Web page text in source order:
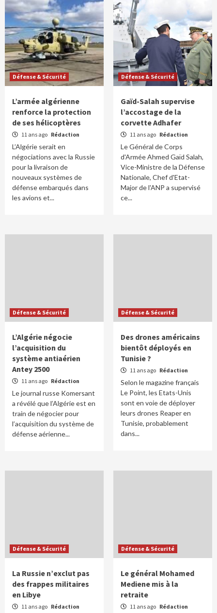
Défense & Sécurité
L’armée algérienne
renforce la protection
de ses hélicoptères
11 ans ago Rédaction
L’Algérie serait en
négociations avec la Russie
pour la livraison de
nouveaux systèmes de
défense embarqués dans
les avions et...
Défense & Sécurité
Gaïd-Salah supervise
l’accostage de la
corvette Adhafer
11 ans ago Rédaction
Le Général de Corps
d'Armée Ahmed Gaïd Salah,
Vice-Ministre de la Défense
Nationale, Chef d'Etat-
Major de l'ANP a supervisé
ce...
Défense & Sécurité
L’Algérie négocie
l’acquisition du
système antiaérien
Antey 2500
11 ans ago Rédaction
Le journal russe Komersant
a révélé que l’Algérie est en
train de négocier pour
l’acquisition du système de
défense aérienne...
Défense & Sécurité
Des drones américains
bientôt déployés en
Tunisie ?
11 ans ago Rédaction
Selon le magazine français
Le Point, les Etats-Unis
sont en voie de déployer
leurs drones Reaper en
Tunisie, probablement
dans...
Défense & Sécurité
La Russie n’exclut pas
des frappes militaires
en Libye
11 ans ago Rédaction
Défense & Sécurité
Le général Mohamed
Mediene mis à la
retraite
11 ans ago Rédaction